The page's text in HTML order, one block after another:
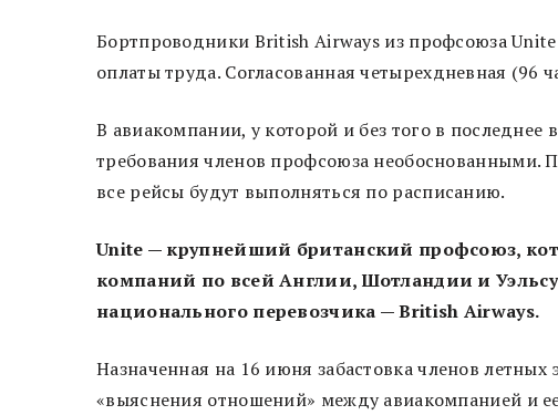
Бортпроводники British Airways из профсоюза
оплаты труда. Согласованная четырехдневная (96
В авиакомпании, у которой и без того в
требования членов профсоюза необоснованными.
все рейсы будут выполняться по расписанию.
Unite — крупнейший британский профсоюз,
компаний по всей Англии, Шотландии и
национального перевозчика — British Airways.
Назначенная на 16 июня забастовка членов
«выяснения отношений» между авиакомпанией и